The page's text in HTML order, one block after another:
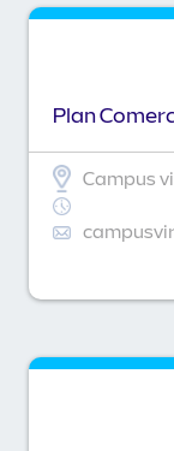
Plan
Campus